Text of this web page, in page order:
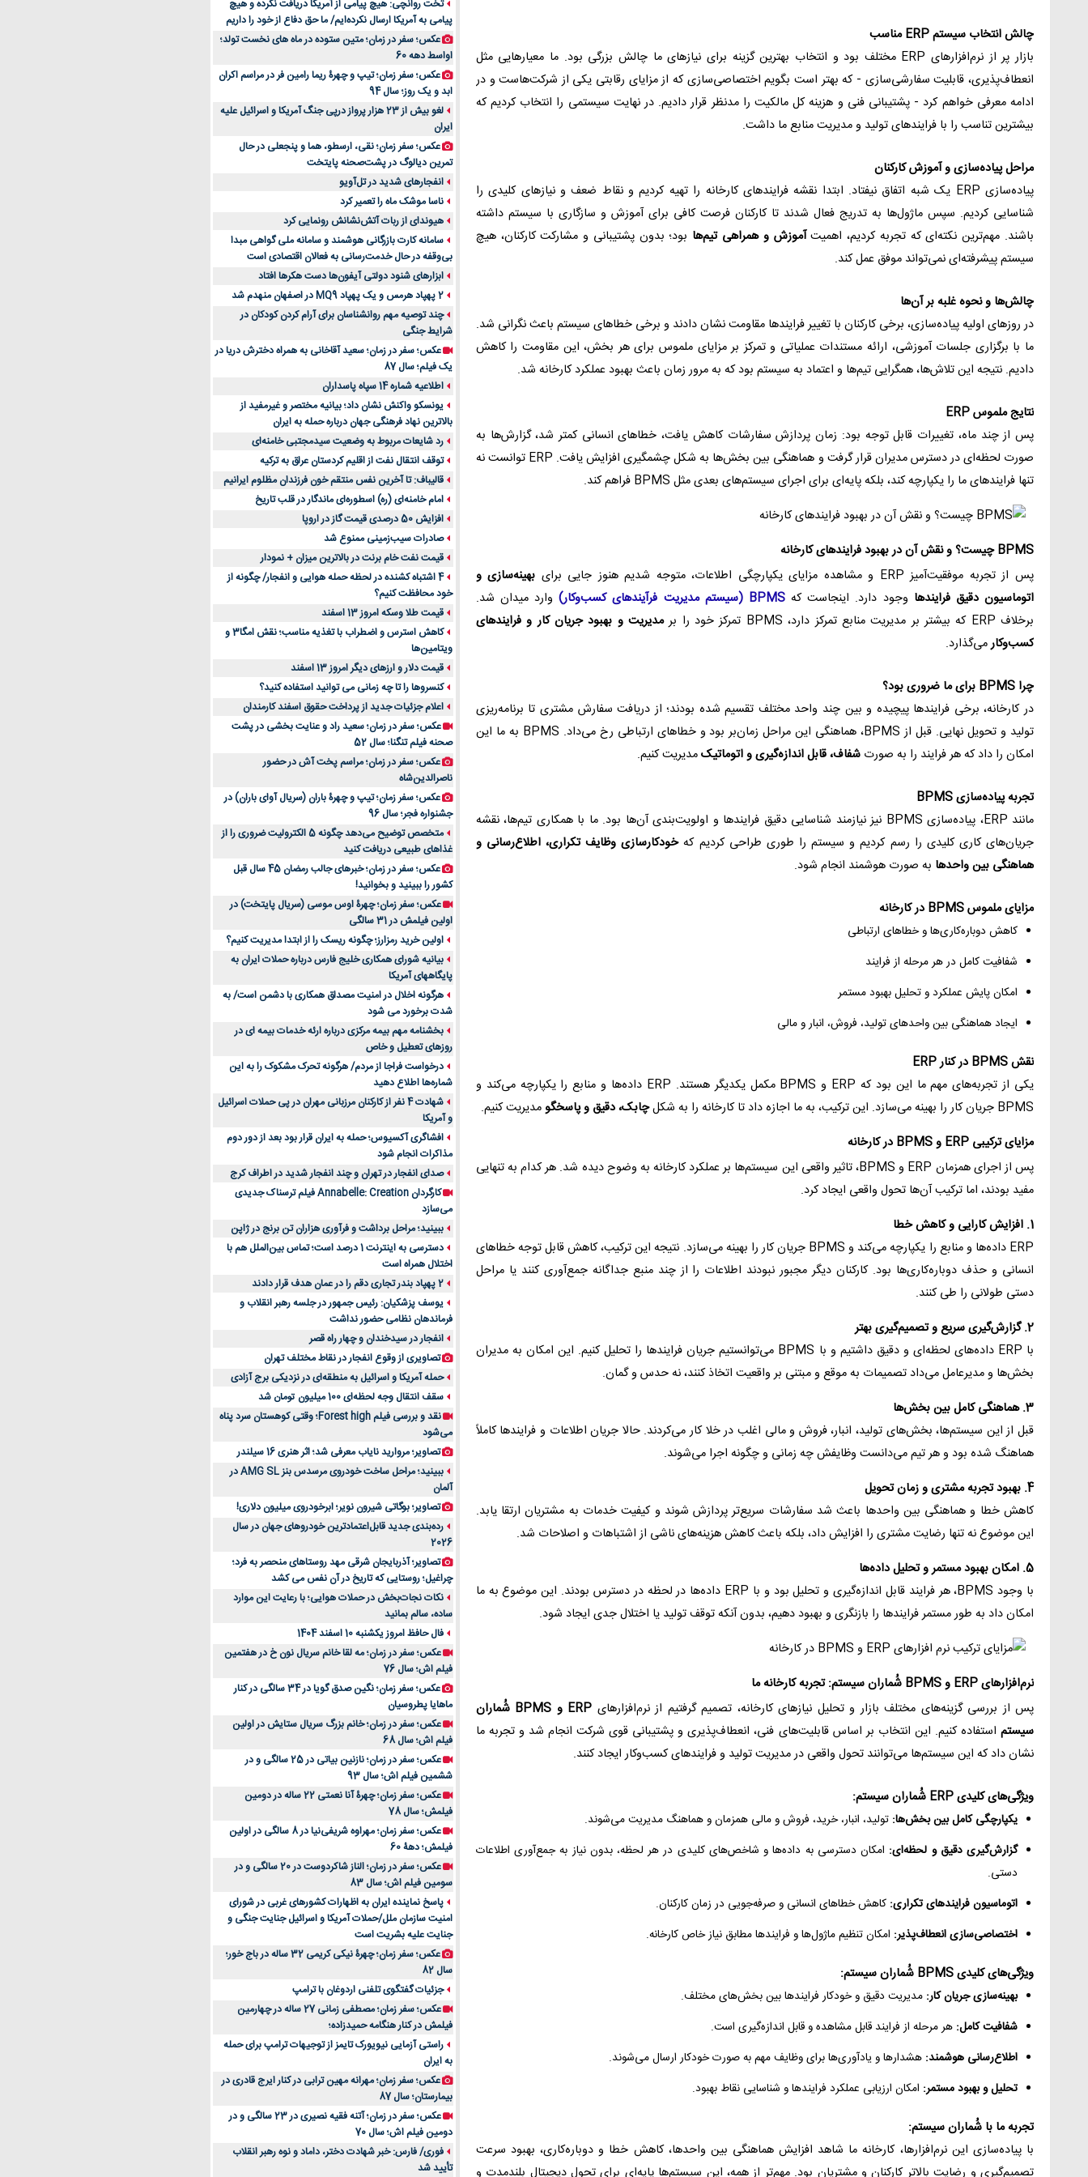
چالش انتخاب سیستم ERP مناسب
بازار پر از نرم‌افزارهای ERP مختلف بود و انتخاب بهترین گزینه برای نیازهای ما چالش بزرگی بود. ما معیارهایی مثل
انعطاف‌پذیری، قابلیت سفارشی‌سازی - که بهتر است بگویم اختصاصی‌سازی که از مزایای رقابتی یکی از شرکت‌هاست و در
ادامه معرفی خواهم کرد - پشتیبانی فنی و هزینه کل مالکیت را مدنظر قرار دادیم. در نهایت سیستمی را انتخاب کردیم که
بیشترین تناسب را با فرایندهای تولید و مدیریت منابع ما داشت.
مراحل پیاده‌سازی و آموزش کارکنان
پیاده‌سازی ERP یک شبه اتفاق نیفتاد. ابتدا نقشه فرایندهای کارخانه را تهیه کردیم و نقاط ضعف و نیازهای کلیدی را
شناسایی کردیم. سپس ماژول‌ها به تدریج فعال شدند تا کارکنان فرصت کافی برای آموزش و سازگاری با سیستم داشته
باشند. مهم‌ترین نکته‌ای که تجربه کردیم، اهمیتآموزش و همراهی تیم‌ها بود؛ بدون پشتیبانی و مشارکت کارکنان، هیچ
سیستم پیشرفته‌ای نمی‌تواند موفق عمل کند.
چالش‌ها و نحوه غلبه بر آن‌ها
در روزهای اولیه پیاده‌سازی، برخی کارکنان با تغییر فرایندها مقاومت نشان دادند و برخی خطاهای سیستم باعث نگرانی شد.
ما با برگزاری جلسات آموزشی، ارائه مستندات عملیاتی و تمرکز بر مزایای ملموس برای هر بخش، این مقاومت را کاهش
دادیم. نتیجه این تلاش‌ها، همگرایی تیم‌ها و اعتماد به سیستم بود که به مرور زمان باعث بهبود عملکرد کارخانه شد.
نتایج ملموس ERP
پس از چند ماه، تغییرات قابل توجه بود: زمان پردازش سفارشات کاهش یافت، خطاهای انسانی کمتر شد، گزارش‌ها به
صورت لحظه‌ای در دسترس مدیران قرار گرفت و هماهنگی بین بخش‌ها به شکل چشمگیری افزایش یافت. ERP توانست نه
تنها فرایندهای ما را یکپارچه کند، بلکه پایه‌ای برای اجرای سیستم‌های بعدی مثل BPMS فراهم کند.
BPMS چیست؟ و نقش آن در بهبود فرایندهای کارخانه
پس از تجربه موفقیت‌آمیز ERP و مشاهده مزایای یکپارچگی اطلاعات، متوجه شدیم هنوز جایی برای
بهینه‌سازی و
اتوماسیون دقیق فرایندها وجود دارد. اینجاست کهBPMS (سیستم مدیریت فرآیندهای کسب‌وکار)
وارد میدان شد.
برخلاف ERP که بیشتر بر مدیریت منابع تمرکز دارد، BPMS تمرکز خود را بر
مدیریت و بهبود جریان کار و فرایندهای
کسب‌وکارمی‌گذارد.
چرا BPMS برای ما ضروری بود؟
در کارخانه، برخی فرایندها پیچیده و بین چند واحد مختلف تقسیم شده بودند؛ از دریافت سفارش مشتری تا برنامه‌ریزی
تولید و تحویل نهایی. قبل از BPMS، هماهنگی این مراحل زمان‌بر بود و خطاهای ارتباطی رخ می‌داد. BPMS به ما این
امکان را داد که هر فرایند را به صورت شفاف، قابل اندازه‌گیری و اتوماتیکمدیریت کنیم.
تجربه پیاده‌سازی BPMS
مانند ERP، پیاده‌سازی BPMS نیز نیازمند شناسایی دقیق فرایندها و اولویت‌بندی آن‌ها بود. ما با همکاری تیم‌ها، نقشه
جریان‌های کاری کلیدی را رسم کردیم و سیستم را طوری طراحی کردیم کهخودکارسازی وظایف تکراری، اطلاع‌رسانی و
هماهنگی بین واحدها به صورت هوشمند انجام شود.
مزایای ملموس BPMS در کارخانه
کاهش دوباره‌کاری‌ها و خطاهای ارتباطی
شفافیت کامل در هر مرحله از فرایند
امکان پایش عملکرد و تحلیل بهبود مستمر
ایجاد هماهنگی بین واحدهای تولید، فروش، انبار و مالی
نقش BPMS در کنار ERP
یکی از تجربه‌های مهم ما این بود که ERP و BPMS مکمل یکدیگر هستند. ERP داده‌ها و منابع را یکپارچه می‌کند و
BPMS جریان کار را بهینه می‌سازد. این ترکیب، به ما اجازه داد تا کارخانه را به شکل
چابک، دقیق و پاسخگومدیریت کنیم.
مزایای ترکیبی ERP و BPMS در کارخانه
پس از اجرای همزمان ERP و BPMS، تاثیر واقعی این سیستم‌ها بر عملکرد کارخانه به وضوح دیده شد. هر کدام به تنهایی
مفید بودند، اما ترکیب آن‌ها تحول واقعی ایجاد کرد.
1. افزایش کارایی و کاهش خطا
ERP داده‌ها و منابع را یکپارچه می‌کند و BPMS جریان کار را بهینه می‌سازد. نتیجه این ترکیب، کاهش قابل توجه خطاهای
انسانی و حذف دوباره‌کاری‌ها بود. کارکنان دیگر مجبور نبودند اطلاعات را از چند منبع جداگانه جمع‌آوری کنند یا مراحل
دستی طولانی را طی کنند.
2. گزارش‌گیری سریع و تصمیم‌گیری بهتر
با ERP داده‌های لحظه‌ای و دقیق داشتیم و با BPMS می‌توانستیم جریان فرایندها را تحلیل کنیم. این امکان به مدیران
بخش‌ها و مدیرعامل می‌داد تصمیمات به موقع و مبتنی بر واقعیت اتخاذ کنند، نه حدس و گمان.
3. هماهنگی کامل بین بخش‌ها
قبل از این سیستم‌ها، بخش‌های تولید، انبار، فروش و مالی اغلب در خلا کار می‌کردند. حالا جریان اطلاعات و فرایندها کاملاً
هماهنگ شده بود و هر تیم می‌دانست وظایفش چه زمانی و چگونه اجرا می‌شوند.
4. بهبود تجربه مشتری و زمان تحویل
کاهش خطا و هماهنگی بین واحدها باعث شد سفارشات سریع‌تر پردازش شوند و کیفیت خدمات به مشتریان ارتقا یابد.
این موضوع نه تنها رضایت مشتری را افزایش داد، بلکه باعث کاهش هزینه‌های ناشی از اشتباهات و اصلاحات شد.
5. امکان بهبود مستمر و تحلیل داده‌ها
با وجود BPMS، هر فرایند قابل اندازه‌گیری و تحلیل بود و با ERP داده‌ها در لحظه در دسترس بودند. این موضوع به ما
امکان داد به طور مستمر فرایندها را بازنگری و بهبود دهیم، بدون آنکه توقف تولید یا اختلال جدی ایجاد شود.
نرم‌افزارهای ERP و BPMS شُماران سیستم: تجربه کارخانه ما
پس از بررسی گزینه‌های مختلف بازار و تحلیل نیازهای کارخانه، تصمیم گرفتیم از نرم‌افزارهای
ERP و BPMS شُماران
سیستم استفاده کنیم. این انتخاب بر اساس قابلیت‌های فنی، انعطاف‌پذیری و پشتیبانی قوی شرکت انجام شد و تجربه ما
نشان داد که این سیستم‌ها می‌توانند تحول واقعی در مدیریت تولید و فرایندهای کسب‌وکار ایجاد کنند.
ویژگی‌های کلیدی ERP شُماران سیستم:
یکپارچگی کامل بین بخش‌ها: تولید، انبار، خرید، فروش و مالی همزمان و هماهنگ مدیریت می‌شوند.
گزارش‌گیری دقیق و لحظه‌ای: امکان دسترسی به داده‌ها و شاخص‌های کلیدی در هر لحظه، بدون نیاز به جمع‌آوری اطلاعات
دستی.
اتوماسیون فرایندهای تکراری: کاهش خطاهای انسانی و صرفه‌جویی در زمان کارکنان.
اختصاصی‌سازی انعطاف‌پذیر: امکان تنظیم ماژول‌ها و فرایندها مطابق نیاز خاص کارخانه.
ویژگی‌های کلیدی BPMS شُماران سیستم:
بهینه‌سازی جریان کار: مدیریت دقیق و خودکار فرایندها بین بخش‌های مختلف.
شفافیت کامل: هر مرحله از فرایند قابل مشاهده و قابل اندازه‌گیری است.
اطلاع‌رسانی هوشمند: هشدارها و یادآوری‌ها برای وظایف مهم به صورت خودکار ارسال می‌شوند.
تحلیل و بهبود مستمر: امکان ارزیابی عملکرد فرایندها و شناسایی نقاط بهبود.
تجربه ما با شُماران سیستم:
با پیاده‌سازی این نرم‌افزارها، کارخانه ما شاهد افزایش هماهنگی بین واحدها، کاهش خطا و دوباره‌کاری، بهبود سرعت
تصمیم‌گیری و رضایت بالاتر کارکنان و مشتریان بود. مهم‌تر از همه، این سیستم‌ها پایه‌ای برای تحول دیجیتال بلندمدت و
راهنمای جامع بهترین کفش ورزشی برای دویدن و استفاده
روزمره | بررسی ۱۲ مدل برتر
تخت روانچی: هیچ پیامی از آمریکا دریافت نکرده و هیچ
پیامی به آمریکا ارسال نکرده‌ایم/ ما حق دفاع از خود را داریم
عکس؛ سفر در زمان؛ متین ستوده در ماه های نخست تولد؛
اواسط دهه 60
عکس؛ سفر زمان؛ تیپ و چهرۀ ریما رامین فر در مراسم اکران
ابد و یک روز؛ سال 94
لغو بیش از 23 هزار پرواز درپی جنگ آمریکا و اسرائیل علیه
ایران
عکس؛ سفر زمان؛ نقی، ارسطو، هما و پنجعلی در حال
تمرین دیالوگ در پشت‌صحنه پایتخت
انفجارهای شدید در تل‌آویو
ناسا موشک ماه را تعمیر کرد
هیوندای از ربات آتش‌نشانش رونمایی کرد
سامانه کارت بازرگانی هوشمند و سامانه ملی گواهی مبدا
بی‌وقفه در حال خدمت‌رسانی به فعالان اقتصادی است
ابزارهای شنود دولتی آیفون‌ها دست هکرها افتاد
2 پهپاد هرمس و یک پهپاد MQ9 در اصفهان منهدم شد
چند توصیه مهم روانشناسان برای آرام کردن کودکان در
شرایط جنگی
عکس؛ سفر در زمان؛ سعید آقاخانی به همراه دخترش دریا در
یک فیلم؛ سال 87
اطلاعیه شماره 14 سپاه پاسداران
یونسکو واکنش نشان داد؛ بیانیه مختصر و غیرمفید از
بالاترین نهاد فرهنگی جهان درباره حمله به ایران
رد شایعات مربوط به وضعیت سیدمجتبی خامنه‌ای
توقف انتقال نفت از اقلیم کردستان عراق به ترکیه
قالیباف: تا آخرین نفس منتقم خون فرزندان مظلوم ایرانیم
امام خامنه‌ای (ره) اسطوره‌ای ماندگار در قلب تاریخ
افزایش 50 درصدی قیمت گاز در اروپا
صادرات سیب‌زمینی ممنوع شد
قیمت نفت خام برنت در بالاترین میزان + نمودار
4 اشتباه کشنده در لحظه حمله هوایی و انفجار/ چگونه از
خود محافظت کنیم؟
قیمت طلا وسکه امروز 13 اسفند
کاهش استرس و اضطراب با تغذیه مناسب؛ نقش امگا3 و
ویتامین‌ها
قیمت دلار و ارزهای دیگر امروز 13 اسفند
کنسروها را تا چه زمانی می توانید استفاده کنید؟
اعلام جزئیات جدید از پرداخت حقوق اسفند کارمندان
عکس؛ سفر در زمان؛ سعید راد و عنایت بخشی در پشت
صحنه فیلم تنگنا؛ سال 52
عکس؛ سفر در زمان؛ مراسم پخت آش در حضور
ناصرالدین‌شاه
عکس؛ سفر زمان؛ تیپ و چهرۀ باران (سریال آوای باران) در
جشنواره فجر؛ سال 96
متخصص توضیح می‌دهد چگونه 5 الکترولیت ضروری را از
غذاهای طبیعی دریافت کنید
عکس؛ سفر در زمان؛ خبرهای جالب رمضان 45 سال قبل
کشور را ببینید و بخوانید!
عکس؛ سفر زمان؛ چهرۀ اوس موسی (سریال پایتخت) در
اولین فیلمش در 31 سالگی
اولین خرید رمزارز؛ چگونه ریسک را از ابتدا مدیریت کنیم؟
بیانیه شورای همکاری خلیج فارس درباره حملات ایران به
پایگاههای آمریکا
هرگونه اخلال در امنیت مصداق همکاری با دشمن است/ به
شدت برخورد می شود
بخشنامه مهم بیمه مرکزی درباره ارئه خدمات بیمه ای در
روزهای تعطیل و خاص
درخواست فراجا از مردم/ هرگونه تحرک مشکوک را به این
شماره‌ها اطلاع دهید
شهادت 4 نفر از کارکنان مرزبانی مهران در پی حملات اسرائیل
و آمریکا
افشاگری آکسیوس؛ حمله به ایران قرار بود بعد از دور دوم
مذاکرات انجام شود
صدای انفجار در تهران و چند انفجار شدید در اطراف کرج
کارگردان Annabelle: Creation فیلم ترسناک جدیدی
می‌سازد
ببینید؛ مراحل برداشت و فرآوری هزاران تن برنج در ژاپن
دسترسی به اینترنت 1 درصد است؛ تماس بین‌الملل هم با
اختلال همراه است
2 پهپاد بندر تجاری دقم را در عمان هدف قرار دادند
یوسف پزشکیان: رئیس جمهور در جلسه رهبر انقلاب و
فرماندهان نظامی حضور نداشت
انفجار در سیدخندان و چهار راه قصر
تصاویری از وقوع انفجار در نقاط مختلف تهران
حمله آمریکا و اسرائیل به منطقه‌ای در نزدیکی برج آزادی
سقف انتقال وجه لحظه‌ای 100 میلیون تومان شد
نقد و بررسی فیلم Forest high؛ وقتی کوهستان سرد پناه
می‌شود
تصاویر؛ مروارید نایاب معرفی شد؛ اثر هنری 16 سیلندر
ببینید؛ مراحل ساخت خودروی مرسدس بنز AMG SL در
آلمان
تصاویر؛ بوگاتی شیرون نویر؛ ابرخودروی میلیون دلاری!
رده‌بندی جدید قابل‌اعتمادترین خودروهای جهان در سال
2026
تصاویر؛ آذربایجان شرقی مهد روستاهای منحصر به فرد؛
چراغیل؛ روستایی که تاریخ در آن نفس می کشد
نکات نجات‌بخش در حملات هوایی؛ با رعایت این موارد
ساده، سالم بمانید
فال حافظ امروز یکشنبه 10 اسفند 1404
عکس؛ سفر در زمان؛ مه لقا خانم سریال نون خ در هفتمین
فیلم اش؛ سال 76
عکس؛ سفر زمان؛ نگین صدق گویا در 34 سالگی در کنار
ماهایا پطروسیان
عکس؛ سفر در زمان؛ خانم بزرگ سریال ستایش در اولین
فیلم اش؛ سال 68
عکس؛ سفر در زمان؛ نازنین بیاتی در 25 سالگی و در
ششمین فیلم اش؛ سال 93
عکس؛ سفر زمان؛ چهرۀ آنا نعمتی 22 ساله در دومین
فیلمش؛ سال 78
عکس؛ سفر زمان؛ مهراوه شریفی‌نیا در 8 سالگی در اولین
فیلمش؛ دهۀ 60
عکس؛ سفر در زمان؛ الناز شاکردوست در 20 سالگی و در
سومین فیلم اش؛ سال 83
پاسخ نماینده ایران به اظهارات کشورهای غربی در شورای
امنیت سازمان ملل/حملات آمریکا و اسرائیل جنایت جنگی و
جنایت علیه بشریت است
عکس؛ سفر زمان؛ چهرۀ نیکی کریمی 32 ساله در باج خور؛
سال 82
جزئیات گفتگوی تلفنی اردوغان با ترامپ
عکس؛ سفر زمان؛ مصطفی زمانی 27 ساله در چهارمین
فیلمش در کنار هنگامه حمیدزاده؛
راستی آزمایی نیویورک تایمز از توجیهات ترامپ برای حمله
به ایران
عکس؛ سفر زمان؛ مهرانه مهین ترابی در کنار ایرج قادری در
بیمارستان؛ سال 87
عکس؛ سفر در زمان؛ آتنه فقیه نصیری در 23 سالگی و در
دومین فیلم اش؛ سال 70
فوری/ فارس: خبر شهادت دختر، داماد و نوه رهبر انقلاب
تأیید شد